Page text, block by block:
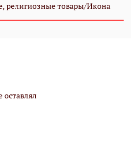
религиозные товары/Икона